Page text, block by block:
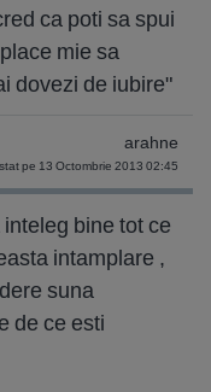
ca poti sa spui
mie sa
dovezi de iubire"
arahne
pe 13 Octombrie 2013 02:45
bine tot ce
intamplare ,
suna
de ce esti